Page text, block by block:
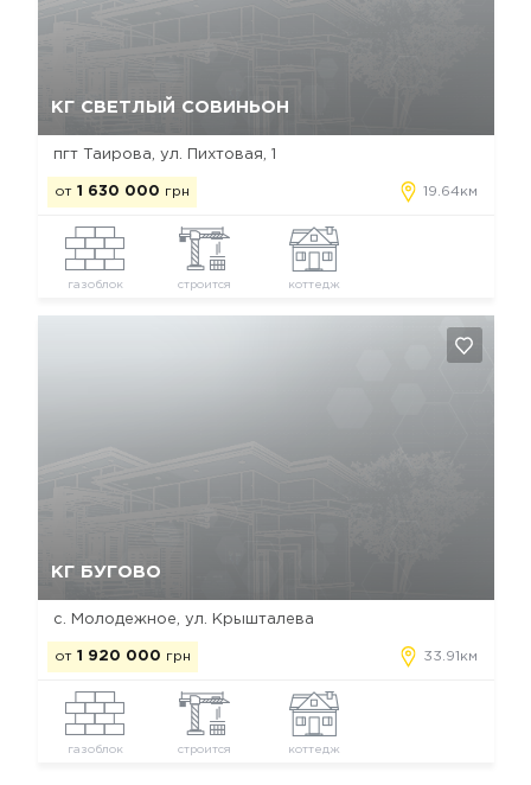
КГ СВЕТЛЫЙ СОВИНЬОН
пгт Таирова, ул. Пихтовая, 1
от 1 630 000 грн 19.64км
газоблок строится коттедж
КГ БУГОВО
с. Молодежное, ул. Крышталева
от 1 920 000 грн 33.91км
газоблок строится коттедж